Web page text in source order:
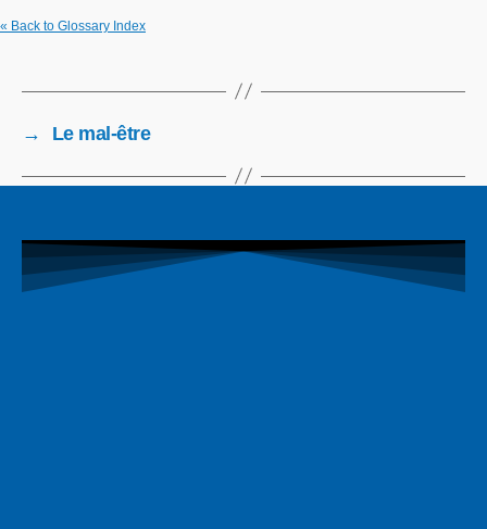
« Back to Glossary Index
→ Le mal-être